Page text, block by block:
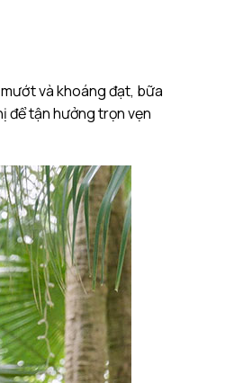
và khoáng đạt, bữa
để tận hưởng trọn vẹn